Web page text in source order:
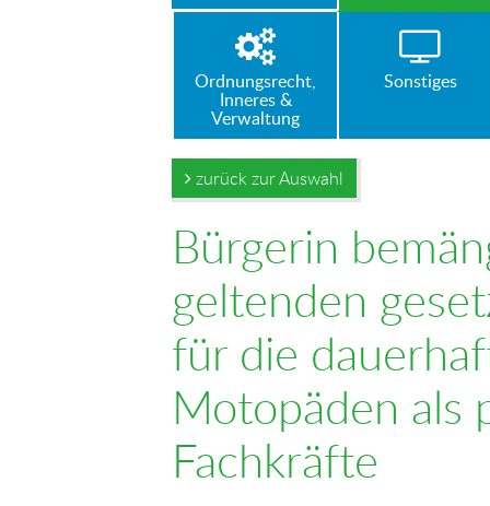
Ordnungsrecht,
Inneres &
Verwaltung
Sonstiges
zurück zur Auswahl
Bürgerin
geltenden
für die
Motopäden als
Fachkräfte